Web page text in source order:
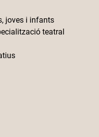
joves i infants
teatral